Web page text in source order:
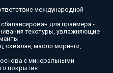
международной
для праймера -
текстуры, увлажняющие
сквалан, масло моринги,
с минеральными
покрытия